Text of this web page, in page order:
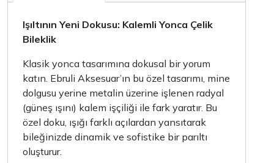
Işıltının Yeni Dokusu: Kalemli Yonca Çelik
Bileklik
Klasik yonca tasarımına dokusal bir yorum
katın. Ebruli Aksesuar’ın bu özel tasarımı, mine
dolgusu yerine metalin üzerine işlenen radyal
(güneş ışını) kalem işçiliği ile fark yaratır. Bu
özel doku, ışığı farklı açılardan yansıtarak
bileğinizde dinamik ve sofistike bir parıltı
oluşturur.